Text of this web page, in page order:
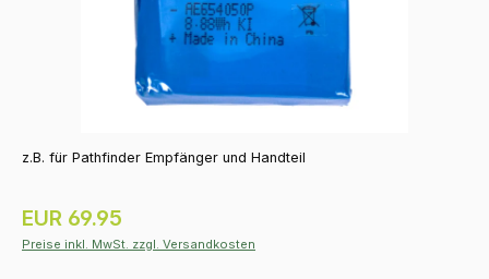
z.B. für Pathfinder Empfänger und Handteil
Regulärer Preis:
EUR 69.95
Preise inkl. MwSt. zzgl. Versandkosten